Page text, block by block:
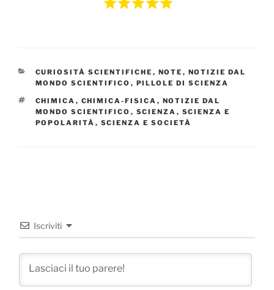
CATEGORIE
CURIOSITÀ SCIENTIFICHE , NOTE , NOTIZIE DAL
MONDO SCIENTIFICO , PILLOLE DI SCIENZA
TAG
CHIMICA , CHIMICA-FISICA , NOTIZIE DAL
MONDO SCIENTIFICO , SCIENZA , SCIENZA E
POPOLARITÀ , SCIENZA E SOCIETÀ
Iscriviti